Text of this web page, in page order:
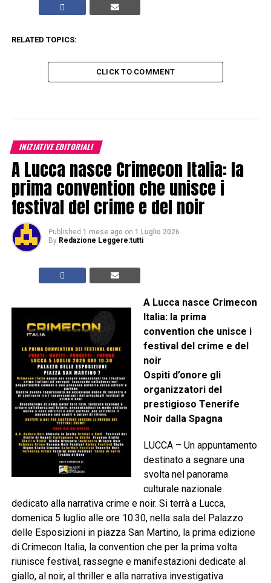
RELATED TOPICS:
CLICK TO COMMENT
INIZIATIVE EDITORIALI
A Lucca nasce Crimecon Italia: la
prima convention che unisce i
festival del crime e del noir
Published 1 mese ago on 1 Luglio 2026
By Redazione Leggere:tutti
A Lucca nasce Crimecon
Italia: la prima
convention che unisce i
festival del crime e del
noir
Ospiti d’onore gli
organizzatori del
prestigioso Tenerife
Noir dalla Spagna
LUCCA – Un appuntamento
destinato a segnare una
svolta nel panorama
culturale nazionale
dedicato alla narrativa crime e noir. Si terrà a Lucca,
domenica 5 luglio alle ore 10.30, nella sala del Palazzo
delle Esposizioni in piazza San Martino, la prima edizione
di Crimecon Italia, la convention che per la prima volta
riunisce festival, rassegne e manifestazioni dedicate al
giallo, al noir, al thriller e alla narrativa investigativa